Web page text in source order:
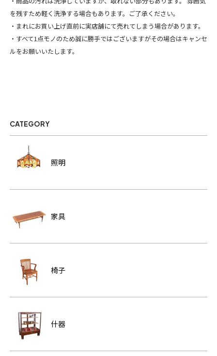
を残すため軽く洗浄する場合もあります。ご了承ください。
・まれにお買い上げ直前に実店舗にて売れてしまう場合があります。
・すべて1点モノのため誠に勝手ではございますがその場合はキャンセ
ルをお願いいたします。
CATEGORY
照明
家具
椅子
什器